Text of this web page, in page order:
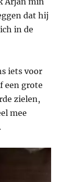
dat hij
in de
iets voor
een grote
zielen,
mee